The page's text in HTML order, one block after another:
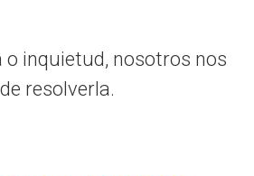
o inquietud, nosotros nos
resolverla.